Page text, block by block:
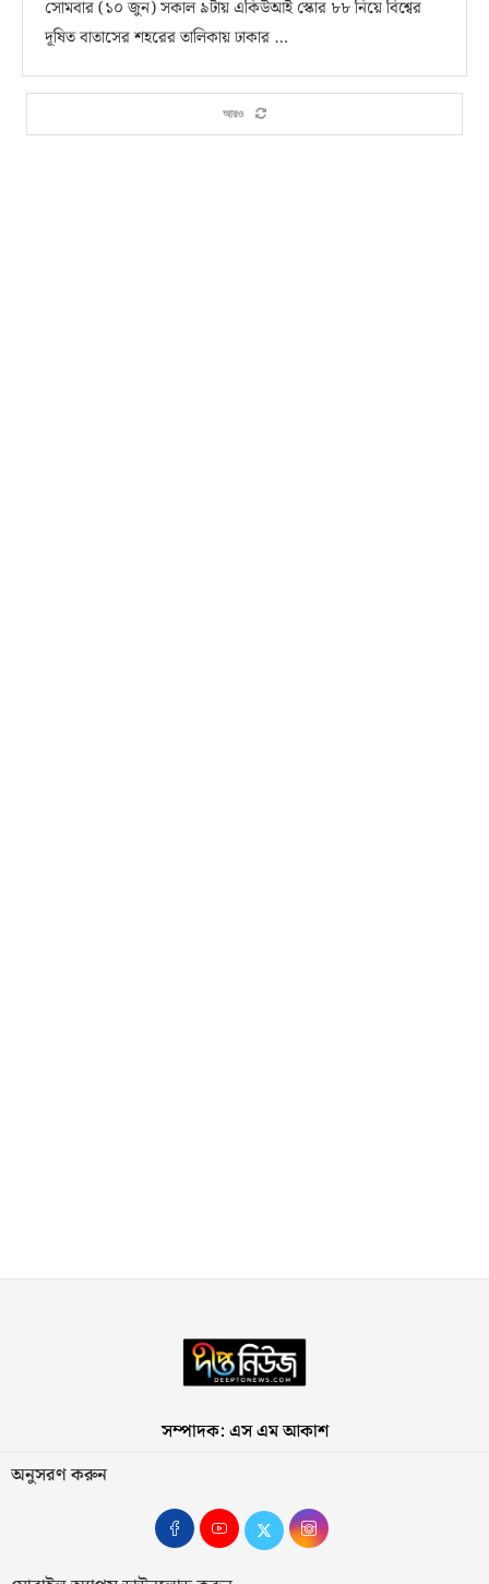
সোমবার (১০ জুন) সকাল ৯টায় একিউআই স্কোর ৮৮ নিয়ে বিশ্বের
দূষিত বাতাসের শহরের তালিকায় ঢাকার …
আরও
সম্পাদক: এস এম আকাশ
অনুসরণ করুন